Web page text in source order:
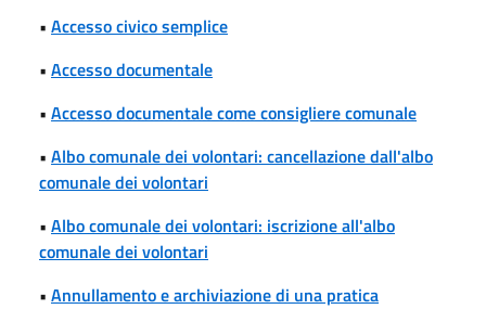
• Accesso civico semplice
• Accesso documentale
• Accesso documentale come consigliere comunale
• Albo comunale dei volontari: cancellazione dall'albo
comunale dei volontari
• Albo comunale dei volontari: iscrizione all'albo
comunale dei volontari
• Annullamento e archiviazione di una pratica